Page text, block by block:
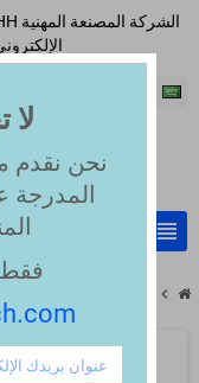
view_headline
chevron_right
لا
نحن نقدم
المدرجة
فقط